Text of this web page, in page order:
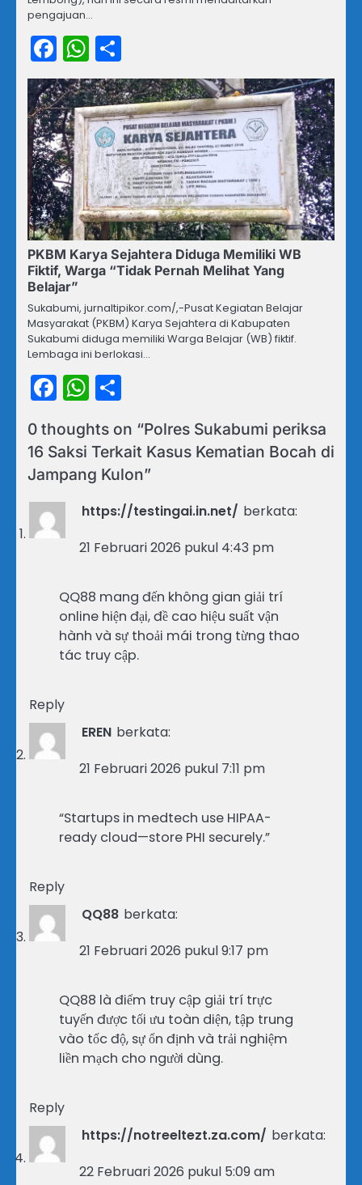
pengajuan…
Facebook
WhatsApp
PKBM Karya Sejahtera Diduga Memiliki WB
Fiktif, Warga “Tidak Pernah Melihat Yang
Belajar”
Sukabumi, jurnaltipikor.com/,-Pusat Kegiatan Belajar
Masyarakat (PKBM) Karya Sejahtera di Kabupaten
Sukabumi diduga memiliki Warga Belajar (WB) fiktif.
Lembaga ini berlokasi…
Facebook
WhatsApp
0 thoughts on “Polres Sukabumi periksa
16 Saksi Terkait Kasus Kematian Bocah di
Jampang Kulon”
https://testingai.in.net/ berkata:
21 Februari 2026 pukul 4:43 pm
QQ88 mang đến không gian giải trí
online hiện đại, đề cao hiệu suất vận
hành và sự thoải mái trong từng thao
tác truy cập.
Reply
EREN berkata:
21 Februari 2026 pukul 7:11 pm
“Startups in medtech use HIPAA-
ready cloud—store PHI securely.”
Reply
QQ88 berkata:
21 Februari 2026 pukul 9:17 pm
QQ88 là điểm truy cập giải trí trực
tuyến được tối ưu toàn diện, tập trung
vào tốc độ, sự ổn định và trải nghiệm
liền mạch cho người dùng.
Reply
https://notreeltezt.za.com/ berkata:
22 Februari 2026 pukul 5:09 am